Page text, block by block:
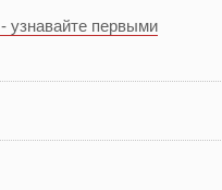
узнавайте первыми